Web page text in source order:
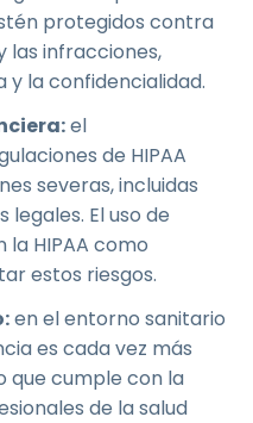
protegidos contra
las infracciones,
y la confidencialidad.
el
de HIPAA
severas, incluidas
El uso de
HIPAA como
estos riesgos.
en el entorno sanitario
es cada vez más
que cumple con la
de la salud